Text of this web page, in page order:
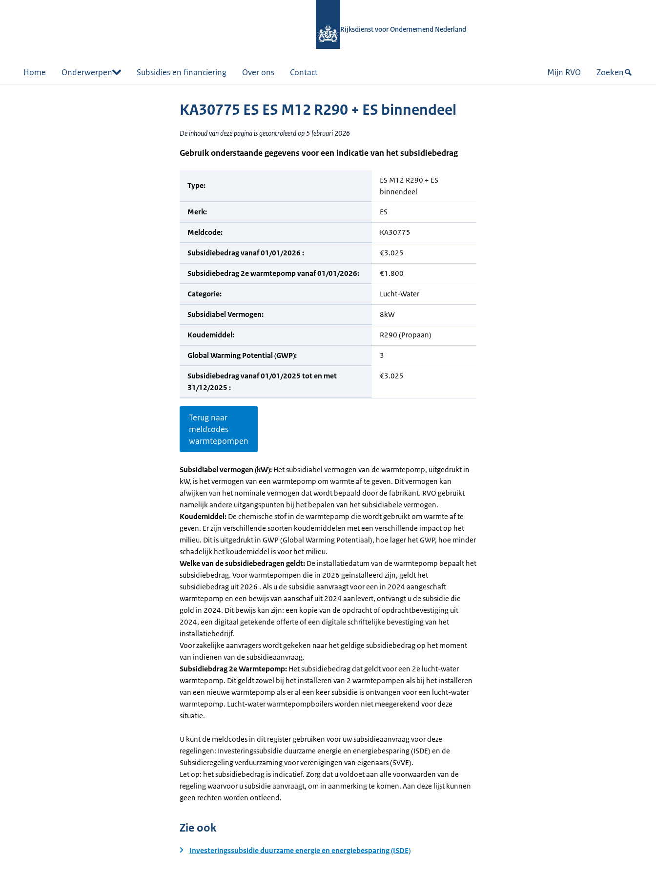
Rijksdienst voor Ondernemend Nederland
Home Onderwerpen Subsidies en financiering Over ons Contact Mijn RVO Zoeken
KA30775 ES ES M12 R290 + ES binnendeel
De inhoud van deze pagina is gecontroleerd op 5 februari 2026
Gebruik onderstaande gegevens voor een indicatie van het subsidiebedrag
Type:
ES M12 R290 + ES
binnendeel
Merk: ES
Meldcode: KA30775
Subsidiebedrag vanaf 01/01/2026 : €3.025
Subsidiebedrag 2e warmtepomp vanaf 01/01/2026: €1.800
Categorie: Lucht-Water
Subsidiabel Vermogen: 8kW
Koudemiddel: R290 (Propaan)
Global Warming Potential (GWP): 3
Subsidiebedrag vanaf 01/01/2025 tot en met
31/12/2025 :
€3.025
Terug naar
meldcodes
warmtepompen
Subsidiabel vermogen (kW): Het subsidiabel vermogen van de warmtepomp, uitgedrukt in
kW, is het vermogen van een warmtepomp om warmte af te geven. Dit vermogen kan
afwijken van het nominale vermogen dat wordt bepaald door de fabrikant. RVO gebruikt
namelijk andere uitgangspunten bij het bepalen van het subsidiabele vermogen.
Koudemiddel: De chemische stof in de warmtepomp die wordt gebruikt om warmte af te
geven. Er zijn verschillende soorten koudemiddelen met een verschillende impact op het
milieu. Dit is uitgedrukt in GWP (Global Warming Potentiaal), hoe lager het GWP, hoe minder
schadelijk het koudemiddel is voor het milieu.
Welke van de subsidiebedragen geldt: De installatiedatum van de warmtepomp bepaalt het
subsidiebedrag. Voor warmtepompen die in 2026 geïnstalleerd zijn, geldt het
subsidiebedrag uit 2026 . Als u de subsidie aanvraagt voor een in 2024 aangeschaft
warmtepomp en een bewijs van aanschaf uit 2024 aanlevert, ontvangt u de subsidie die
gold in 2024. Dit bewijs kan zijn: een kopie van de opdracht of opdrachtbevestiging uit
2024, een digitaal getekende offerte of een digitale schriftelijke bevestiging van het
installatiebedrijf.
Voor zakelijke aanvragers wordt gekeken naar het geldige subsidiebedrag op het moment
van indienen van de subsidieaanvraag.
Subsidiebdrag 2e Warmtepomp: Het subsidiebedrag dat geldt voor een 2e lucht-water
warmtepomp. Dit geldt zowel bij het installeren van 2 warmtepompen als bij het installeren
van een nieuwe warmtepomp als er al een keer subsidie is ontvangen voor een lucht-water
warmtepomp. Lucht-water warmtepompboilers worden niet meegerekend voor deze
situatie.
U kunt de meldcodes in dit register gebruiken voor uw subsidieaanvraag voor deze
regelingen: Investeringssubsidie duurzame energie en energiebesparing (ISDE) en de
Subsidieregeling verduurzaming voor verenigingen van eigenaars (SVVE).
Let op: het subsidiebedrag is indicatief. Zorg dat u voldoet aan alle voorwaarden van de
regeling waarvoor u subsidie aanvraagt, om in aanmerking te komen. Aan deze lijst kunnen
geen rechten worden ontleend.
Zie ook
Investeringssubsidie duurzame energie en energiebesparing (ISDE)